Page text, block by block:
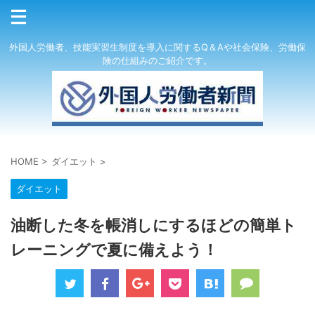
外国人労働者、技能実習生制度を導入に関するQ＆Aや社会保険、労働保
険の仕組みのご紹介です。
HOME > ダイエット >
ダイエット
油断した冬を帳消しにするほどの簡単ト
レーニングで夏に備えよう！